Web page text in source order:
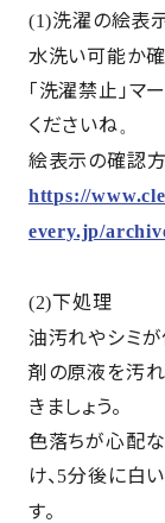
(1)洗濯の絵表
水洗い可能か確
「洗濯禁止」マ
くださいね。
絵表示の確認方
https://
every.jp/
(2)下処理
油汚れやシミ
剤の原液を汚れ
きましょう。
色落ちが心配
け、5分後に白
す。